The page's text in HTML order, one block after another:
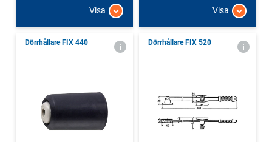
Visa Visa
Dörrhållare FIX 440 Dörrhållare FIX 520